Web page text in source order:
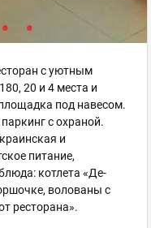
с уютным
20 и 4 места и
под навесом.
с охраной.
и
питание,
котлета «Де-
волованы с
ресторана».